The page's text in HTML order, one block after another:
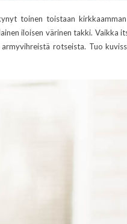
toinen toistaan
iloisen värinen takki.
rotseista. Tuo